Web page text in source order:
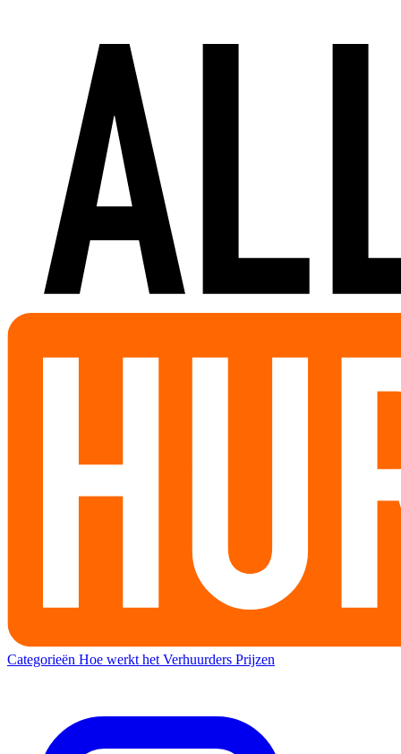
Categorieën Hoe werkt het Verhuurders Prijzen